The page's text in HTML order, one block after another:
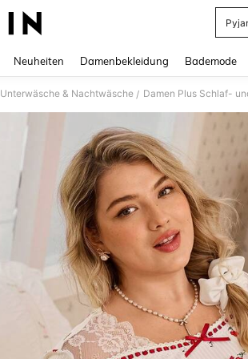
Neuheiten Damenbekleidung Bademode
Unterwäsche & Nachtwäsche / Damen Plus Schlaf-